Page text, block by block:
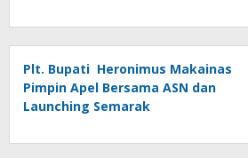
Plt. Bupati Heronimus Makainas
Pimpin Apel Bersama ASN dan
Launching Semarak